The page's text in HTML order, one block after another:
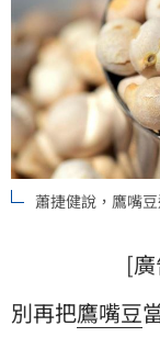
蕭捷健說，鷹嘴
[
別再把鷹嘴豆